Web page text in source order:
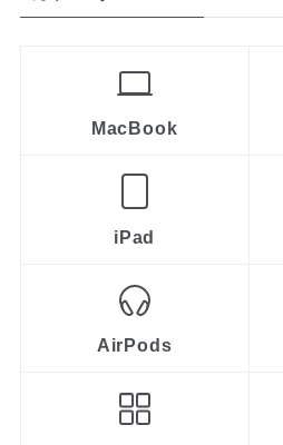
MacBook
iPad
AirPods